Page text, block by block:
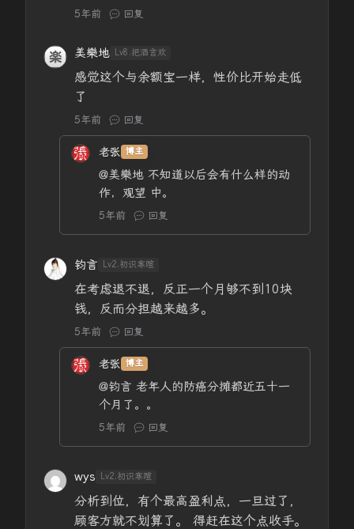
5年前 回复
美樂地 Lv8.把酒言欢
感觉这个与余额宝一样，性价比开始走低
了
5年前 回复
老张 博主
@美樂地 不知道以后会有什么样的动
作，观望 中。
5年前 回复
钧言 Lv2.初识寒暄
在考虑退不退，反正一个月够不到10块
钱，反而分担越来越多。
5年前 回复
老张 博主
@钧言 老年人的防癌分摊都近五十一
个月了。。
5年前 回复
wys Lv2.初识寒暄
分析到位，有个最高盈利点，一旦过了，
顾客方就不划算了。 得赶在这个点收手。